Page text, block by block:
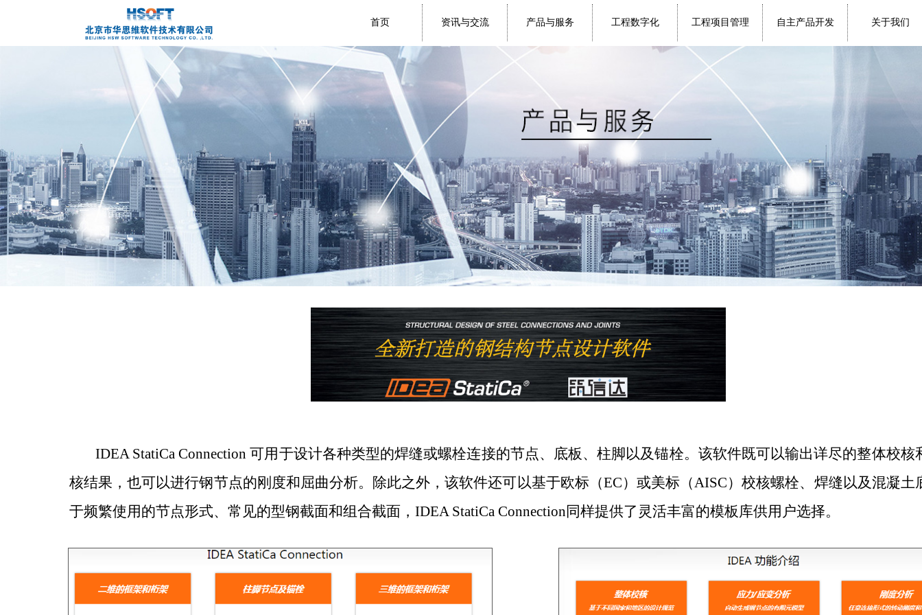
首页 资讯与交流 产品与服务 工程数字化 工程项目管理 自主产品开发 关于我们
IDEA StatiCa Connection可用于设计各种类型的焊缝或螺栓连接的节点、底板、柱脚以及锚栓。该软件既可以输出详尽的整体校核
核结果，也可以进行钢节点的刚度和屈曲分析。除此之外，该软件还可以基于欧标（EC）或美标（AISC）校核螺栓、焊缝以及混凝土
于频繁使用的节点形式、常见的型钢截面和组合截面， IDEA StatiCa Connection同样提供了灵活丰富的模板库供用户选择。